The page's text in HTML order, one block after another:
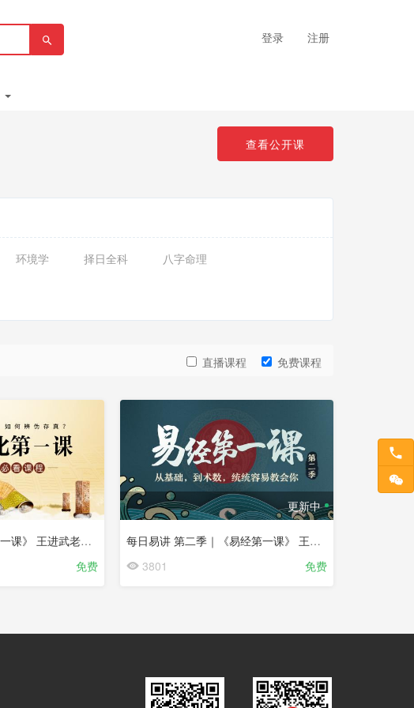
登录 注册
查看公开课
环境学 择日全科 八字命理
直播课程 免费课程
每日易讲 ｜《易经第一课》 王进武老师（☆）
免费
更新中
每日易讲 第二季｜《易经第一课》 王进武老师（☆）
3801
免费